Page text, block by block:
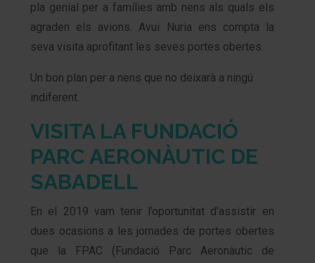
pla genial per a famílies amb nens als quals els
agraden els avions. Avui Nuria ens compta la
seva visita aprofitant les seves portes obertes.
Un bon plan per a nens que no deixarà a ningú
indiferent.
VISITA LA FUNDACIÓ
PARC AERONÀUTIC DE
SABADELL
En el 2019 vam tenir l’oportunitat d’assistir en
dues ocasions a les jornades de portes obertes
que la FPAC (Fundació Parc Aeronàutic de